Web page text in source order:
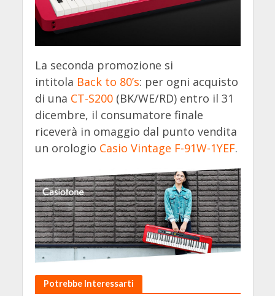
La seconda promozione si
intitola Back to 80’s: per ogni acquisto
di una CT-S200(BK/WE/RD) entro il 31
dicembre, il consumatore finale
riceverà in omaggio dal punto vendita
un orologio Casio Vintage F-91W-1YEF.
Potrebbe Interessarti